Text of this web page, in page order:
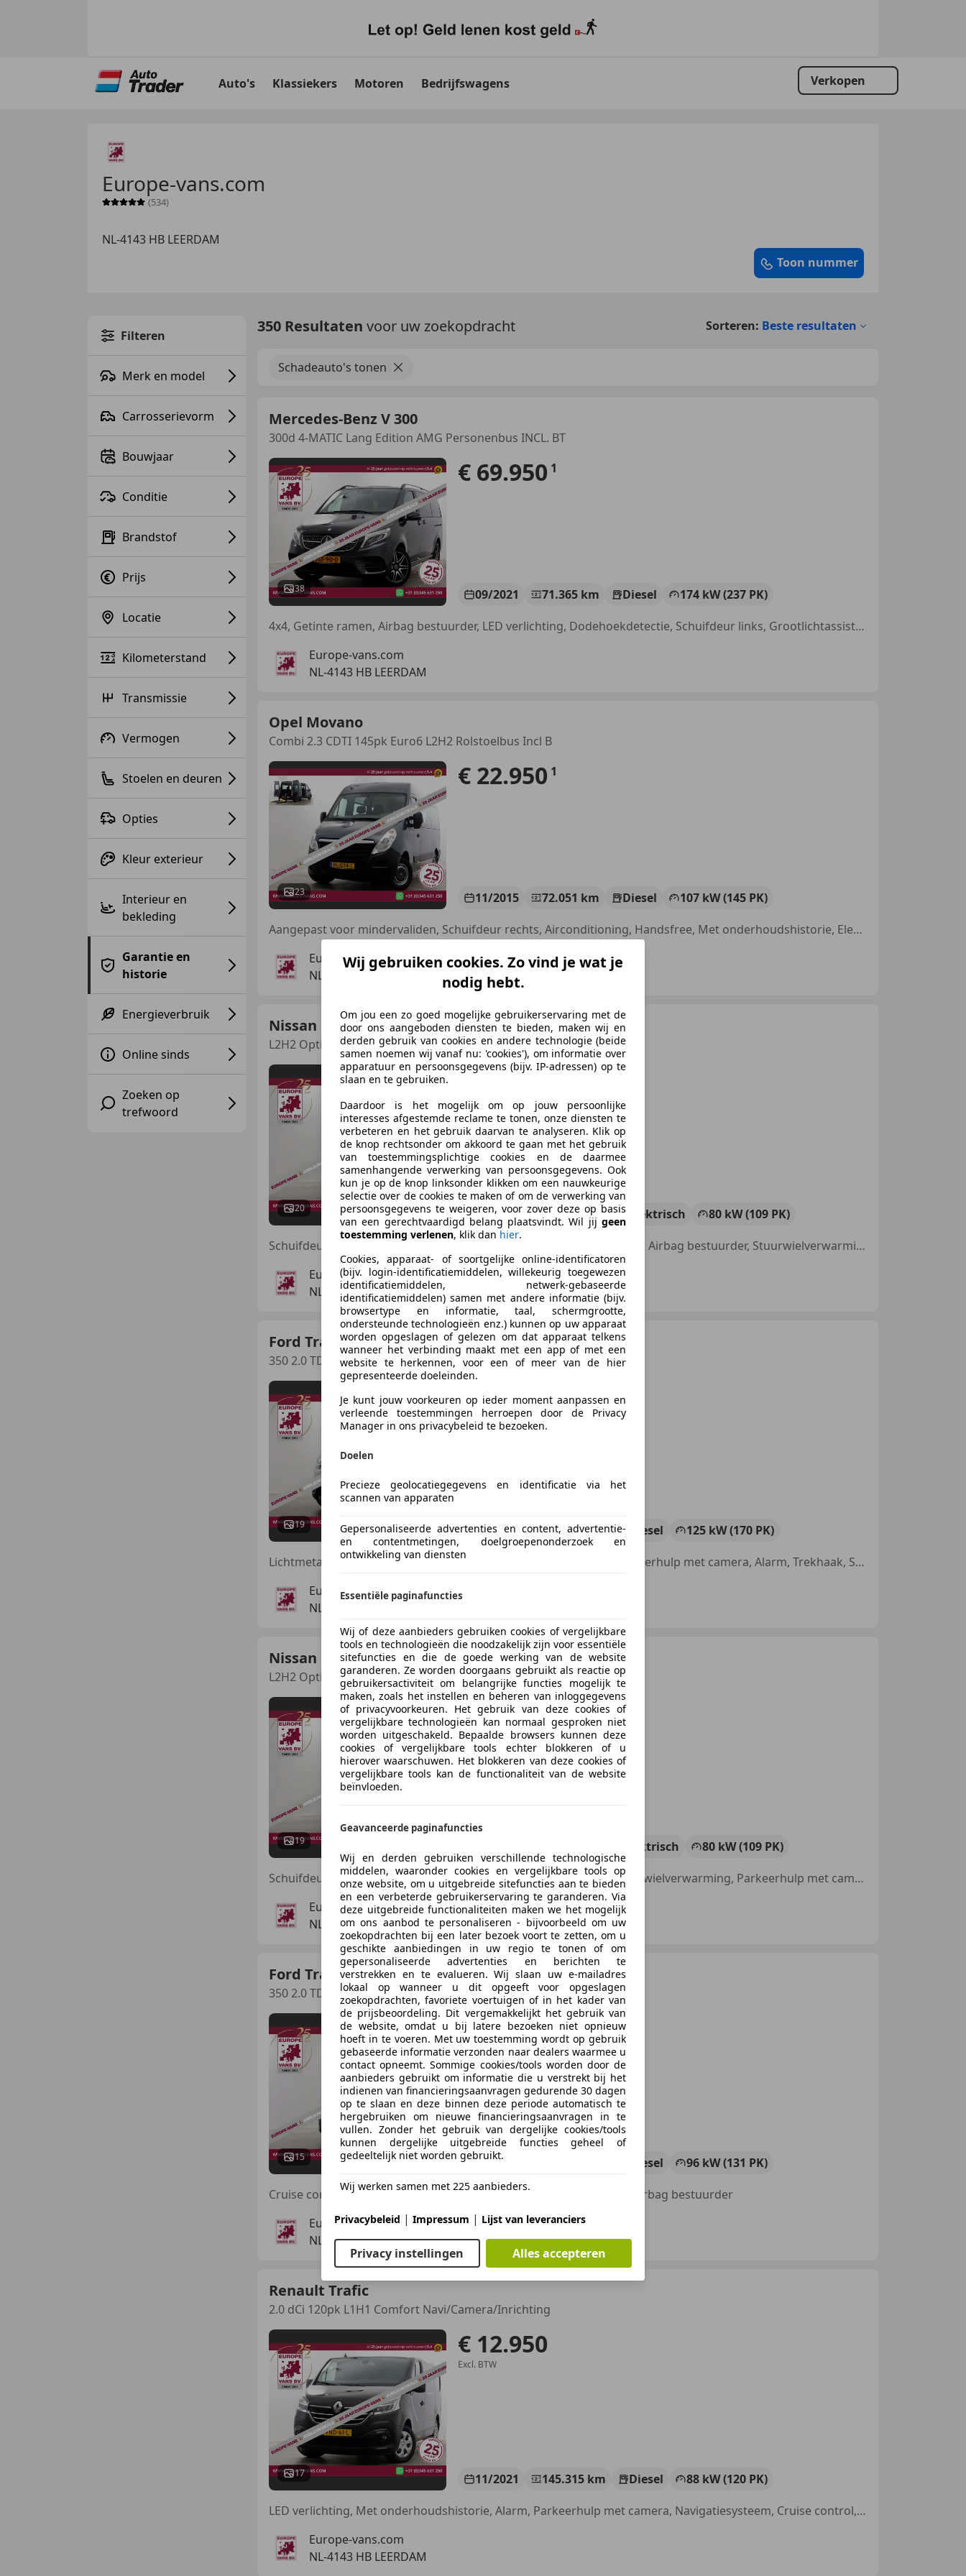
Auto's Klassiekers Motoren Bedrijfswagens Verkopen
Europe-vans.com
Sterrenbeoordeling 5 van 5
(534)
NL-4143 HB LEERDAM
Toon nummer
Filteren
Merk en model
Carrosserievorm
Bouwjaar
Conditie
Brandstof
Prijs
Locatie
Kilometerstand
Transmissie
Vermogen
Stoelen en deuren
Opties
Kleur exterieur
Interieur en
bekleding
Garantie en
historie
Energieverbruik
Online sinds
Zoeken op
trefwoord
350 Resultaten voor uw zoekopdracht Sorteren: Beste resultaten
Schadeauto's tonen
Mercedes-Benz V 300
300d 4-MATIC Lang Edition AMG Personenbus INCL. BT
38
€ 69.950 1
09/2021 71.365 km Diesel
174 kW (237 PK)
4x4, Getinte ramen, Airbag bestuurder, LED verlichting, Dodehoekdetectie, Schuifdeur links, Grootlichtassistent, Elektrische ramen
Europe-vans.com
NL-4143 HB LEERDAM
Opel Movano
Combi 2.3 CDTI 145pk Euro6 L2H2 Rolstoelbus Incl B
23
€ 22.950 1
11/2015 72.051 km Diesel
107 kW (145 PK)
Aangepast voor mindervaliden, Schuifdeur rechts, Airconditioning, Handsfree, Met onderhoudshistorie, Elektrische ramen, Elektrisch verstelbare buitenspiegels, Armsteun
Europe-vans.com
NL-4143 HB LEERDAM
Nissan E-NV200
L2H2 Optima 40 kWh 100% Elektrisch Snellader WLTP
20
€ 11.950
Excl. BTW
08/2021 102.150 km Elektrisch
80 kW (109 PK)
Schuifdeur rechts, Stoelverwarming, Alarm, Met onderhoudshistorie, Airbag bestuurder, Stuurwielverwarming, Cruise control, Parkeerhulp met camera
Europe-vans.com
NL-4143 HB LEERDAM
Ford Transit
350 2.0 TDCI 170pk L3H2 Trail Airco/ACC/Camera Tre
19
€ 18.950
Excl. BTW
04/2022 118.827 km Diesel
125 kW (170 PK)
Lichtmetalen velgen, Airconditioning, Met onderhoudshistorie, Parkeerhulp met camera, Alarm, Trekhaak, Schuifdeur rechts, Apple CarPlay
Europe-vans.com
NL-4143 HB LEERDAM
Nissan E-NV200
L2H2 Optima 40 kWh 100% Elektrisch Snellader WLTP
19
€ 11.950
Excl. BTW
Elektrisch
80 kW (109 PK)
Schuifdeur rechts, Alarm, Stoelverwarming, Airbag bestuurder, Stuurwielverwarming, Parkeerhulp met camera, Cruise control, Mistlampen
Europe-vans.com
NL-4143 HB LEERDAM
Ford Transit
350 2.0 TDCI 130pk Bakwagen met achterdeuren 2-Per
15
€ 8.950
Excl. BTW
12/2020 Diesel
96 kW (131 PK)
Cruise control, Met onderhoudshistorie, Parkeerhulp met camera, Airbag bestuurder
Europe-vans.com
NL-4143 HB LEERDAM
Renault Trafic
2.0 dCi 120pk L1H1 Comfort Navi/Camera/Inrichting
17
€ 12.950
Excl. BTW
11/2021 145.315 km Diesel
88 kW (120 PK)
LED verlichting, Met onderhoudshistorie, Alarm, Parkeerhulp met camera, Navigatiesysteem, Cruise control, Airconditioning, Elektrische ramen
Europe-vans.com
NL-4143 HB LEERDAM
Wij gebruiken cookies. Zo vind je wat je
nodig hebt.
Om jou een zo goed mogelijke gebruikerservaring met de
door ons aangeboden diensten te bieden, maken wij en
derden gebruik van cookies en andere technologie (beide
samen noemen wij vanaf nu: 'cookies'), om informatie over
apparatuur en persoonsgegevens (bijv. IP-adressen) op te
slaan en te gebruiken.
Daardoor is het mogelijk om op jouw persoonlijke
interesses afgestemde reclame te tonen, onze diensten te
verbeteren en het gebruik daarvan te analyseren. Klik op
de knop rechtsonder om akkoord te gaan met het gebruik
van toestemmingsplichtige cookies en de daarmee
samenhangende verwerking van persoonsgegevens. Ook
kun je op de knop linksonder klikken om een nauwkeurige
selectie over de cookies te maken of om de verwerking van
persoonsgegevens te weigeren, voor zover deze op basis
van een gerechtvaardigd belang plaatsvindt. Wil jij geen
toestemming verlenen, klik dan hier.
Cookies, apparaat- of soortgelijke online-identificatoren
(bijv. login-identificatiemiddelen, willekeurig toegewezen
identificatiemiddelen, netwerk-gebaseerde
identificatiemiddelen) samen met andere informatie (bijv.
browsertype en informatie, taal, schermgrootte,
ondersteunde technologieën enz.) kunnen op uw apparaat
worden opgeslagen of gelezen om dat apparaat telkens
wanneer het verbinding maakt met een app of met een
website te herkennen, voor een of meer van de hier
gepresenteerde doeleinden.
Je kunt jouw voorkeuren op ieder moment aanpassen en
verleende toestemmingen herroepen door de Privacy
Manager in ons privacybeleid te bezoeken.
Doelen
Precieze geolocatiegegevens en identificatie via het
scannen van apparaten
Gepersonaliseerde advertenties en content, advertentie-
en contentmetingen, doelgroepenonderzoek en
ontwikkeling van diensten
Essentiële paginafuncties
Wij of deze aanbieders gebruiken cookies of vergelijkbare
tools en technologieën die noodzakelijk zijn voor essentiële
sitefuncties en die de goede werking van de website
garanderen. Ze worden doorgaans gebruikt als reactie op
gebruikersactiviteit om belangrijke functies mogelijk te
maken, zoals het instellen en beheren van inloggegevens
of privacyvoorkeuren. Het gebruik van deze cookies of
vergelijkbare technologieën kan normaal gesproken niet
worden uitgeschakeld. Bepaalde browsers kunnen deze
cookies of vergelijkbare tools echter blokkeren of u
hierover waarschuwen. Het blokkeren van deze cookies of
vergelijkbare tools kan de functionaliteit van de website
beïnvloeden.
Geavanceerde paginafuncties
Wij en derden gebruiken verschillende technologische
middelen, waaronder cookies en vergelijkbare tools op
onze website, om u uitgebreide sitefuncties aan te bieden
en een verbeterde gebruikerservaring te garanderen. Via
deze uitgebreide functionaliteiten maken we het mogelijk
om ons aanbod te personaliseren - bijvoorbeeld om uw
zoekopdrachten bij een later bezoek voort te zetten, om u
geschikte aanbiedingen in uw regio te tonen of om
gepersonaliseerde advertenties en berichten te
verstrekken en te evalueren. Wij slaan uw e-mailadres
lokaal op wanneer u dit opgeeft voor opgeslagen
zoekopdrachten, favoriete voertuigen of in het kader van
de prijsbeoordeling. Dit vergemakkelijkt het gebruik van
de website, omdat u bij latere bezoeken niet opnieuw
hoeft in te voeren. Met uw toestemming wordt op gebruik
gebaseerde informatie verzonden naar dealers waarmee u
contact opneemt. Sommige cookies/tools worden door de
aanbieders gebruikt om informatie die u verstrekt bij het
indienen van financieringsaanvragen gedurende 30 dagen
op te slaan en deze binnen deze periode automatisch te
hergebruiken om nieuwe financieringsaanvragen in te
vullen. Zonder het gebruik van dergelijke cookies/tools
kunnen dergelijke uitgebreide functies geheel of
gedeeltelijk niet worden gebruikt.
Wij werken samen met 225 aanbieders.
Privacybeleid | Impressum | Lijst van leveranciers
Privacy instellingen Alles accepteren